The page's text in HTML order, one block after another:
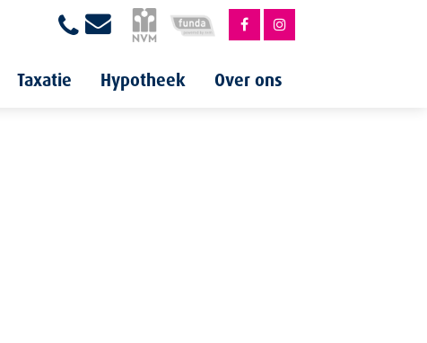
Taxatie Hypotheek Over ons